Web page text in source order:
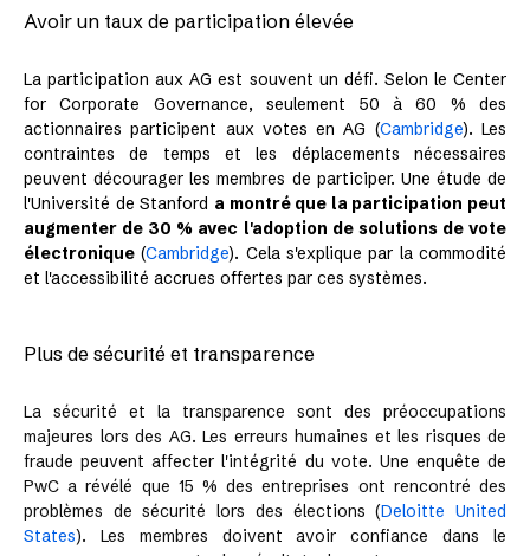
Avoir un taux de participation élevée
La participation aux AG est souvent un défi. Selon le Center
for Corporate Governance, seulement 50 à 60 % des
actionnaires participent aux votes en AG​ (Cambridge)​. Les
contraintes de temps et les déplacements nécessaires
peuvent décourager les membres de participer. Une étude de
l'Université de Stanford a montré que la participation peut
augmenter de 30 % avec l'adoption de solutions de vote
électronique ​(Cambridge)​. Cela s'explique par la commodité
et l'accessibilité accrues offertes par ces systèmes.
Plus de sécurité et transparence
La sécurité et la transparence sont des préoccupations
majeures lors des AG. Les erreurs humaines et les risques de
fraude peuvent affecter l'intégrité du vote. Une enquête de
PwC a révélé que 15 % des entreprises ont rencontré des
problèmes de sécurité lors des élections​(Deloitte United
States)​. Les membres doivent avoir confiance dans le